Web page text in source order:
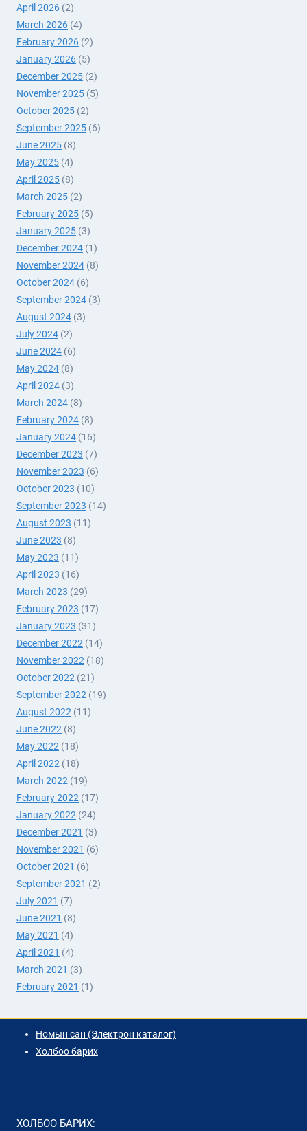
April 2026 (2)
March 2026 (4)
February 2026 (2)
January 2026 (5)
December 2025 (2)
November 2025 (5)
October 2025 (2)
September 2025 (6)
June 2025 (8)
May 2025 (4)
April 2025 (8)
March 2025 (2)
February 2025 (5)
January 2025 (3)
December 2024 (1)
November 2024 (8)
October 2024 (6)
September 2024 (3)
August 2024 (3)
July 2024 (2)
June 2024 (6)
May 2024 (8)
April 2024 (3)
March 2024 (8)
February 2024 (8)
January 2024 (16)
December 2023 (7)
November 2023 (6)
October 2023 (10)
September 2023 (14)
August 2023 (11)
June 2023 (8)
May 2023 (11)
April 2023 (16)
March 2023 (29)
February 2023 (17)
January 2023 (31)
December 2022 (14)
November 2022 (18)
October 2022 (21)
September 2022 (19)
August 2022 (11)
June 2022 (8)
May 2022 (18)
April 2022 (18)
March 2022 (19)
February 2022 (17)
January 2022 (24)
December 2021 (3)
November 2021 (6)
October 2021 (6)
September 2021 (2)
July 2021 (7)
June 2021 (8)
May 2021 (4)
April 2021 (4)
March 2021 (3)
February 2021 (1)
Номын сан (Электрон каталог)
Холбоо барих
ХОЛБОО БАРИХ: